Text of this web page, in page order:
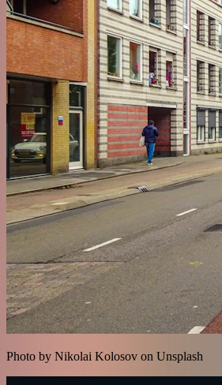
Photo by Nikolai Kolosov on Unsplash